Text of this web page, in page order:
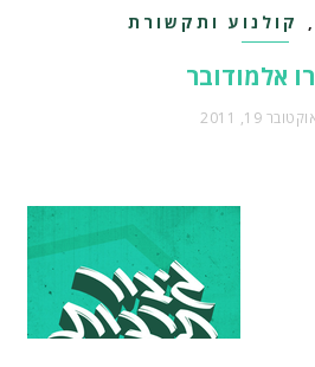
, קולנוע ותקשורת
אלמודובר
19, 2011